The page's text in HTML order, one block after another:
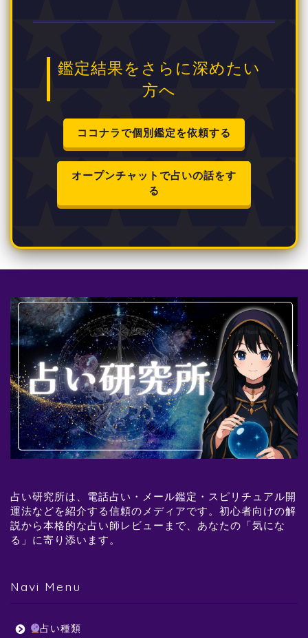
鑑定結果をさらに深めたい
方へ
ココナラで個別鑑定を依頼する
オープンチャットで占いの話をす
る
占い研究所は、電話占い・メール鑑定・スピリチュアル開
運法などを紹介する信頼のメディアです。初心者向けの解
説から本格的な占い師レビューまで、あなたの「気にな
る」に寄り添います。
Navi Menu
占い種類